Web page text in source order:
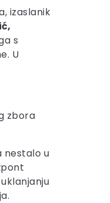
izaslanik
s
U
zbora
nestalo u